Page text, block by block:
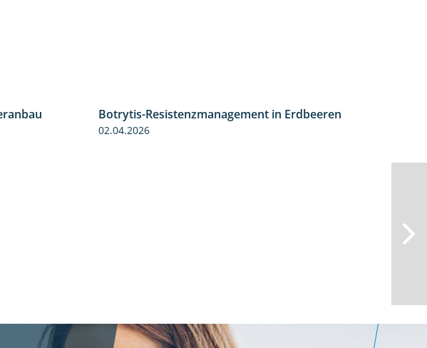
Botrytis-Resistenzmanagement in Erdbeeren
02.04.2026